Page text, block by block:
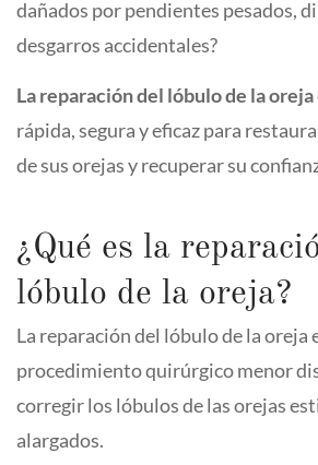
dañados por pendientes pesados,
desgarros accidentales?
La reparación del lóbulo de la oreja
rápida, segura y eficaz para
de sus orejas y recuperar su
¿Qué es la
lóbulo de la oreja?
La reparación del lóbulo de la oreja
procedimiento quirúrgico menor
corregir los lóbulos de las orejas
alargados.